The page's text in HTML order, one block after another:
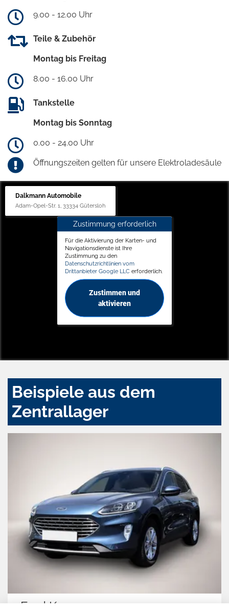
9.00 - 12.00 Uhr
Teile & Zubehör
Montag bis Freitag
8.00 - 16.00 Uhr
Tankstelle
Montag bis Sonntag
0.00 - 24.00 Uhr
Öffnungszeiten gelten für unsere Elektroladesäule
Dalkmann Automobile
Adam-Opel-Str. 1, 33334 Gütersloh
Zustimmung erforderlich
Für die Aktivierung der Karten- und
Navigationsdienste ist Ihre
Zustimmung zu den
Datenschutzrichtlinien vom
Drittanbieter Google LLC erforderlich.
Zustimmen und
aktivieren
Beispiele aus dem
Zentrallager